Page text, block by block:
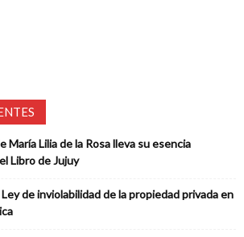
María Lilia de la Rosa lleva su esencia
Libro de Jujuy
de inviolabilidad de la propiedad privada en